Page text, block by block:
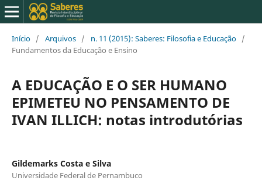
Início / Arquivos / n. 11 (2015): Saberes: Filosofia e Educação /
Fundamentos da Educação e Ensino
A EDUCAÇÃO E O SER HUMANO
EPIMETEU NO PENSAMENTO DE
IVAN ILLICH: notas introdutórias
Gildemarks Costa e Silva
Universidade Federal de Pernambuco